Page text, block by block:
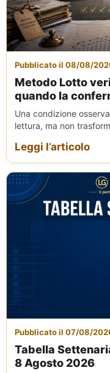
Pubblicato il 08/08/
Metodo Lotto
quando la
Una condizione
lettura, ma non
Leggi l’articolo
Pubblicato il 07/08/
Tabella
8 Agosto 2026